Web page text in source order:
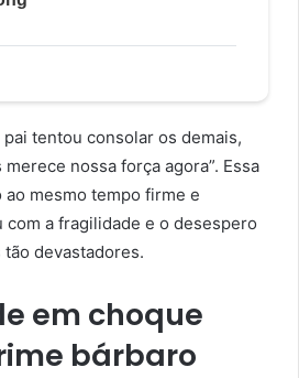
tentou consolar os demais,
nossa força agora”. Essa
mesmo tempo firme e
a fragilidade e o desespero
devastadores.
em choque
bárbaro